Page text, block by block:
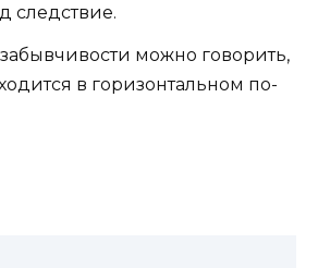
следс­твие.
можно говорить,
в го­ризон­таль­ном по­